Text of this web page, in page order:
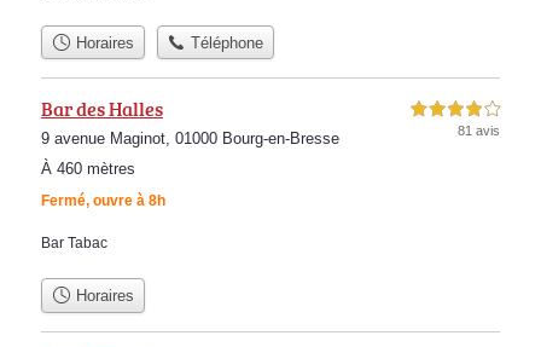
Horaires Téléphone
Bar des Halles
9 avenue Maginot, 01000 Bourg-en-Bresse
À 460 mètres
Fermé, ouvre à 8h
4,0 étoiles sur 5
81 avis
Bar Tabac
Horaires